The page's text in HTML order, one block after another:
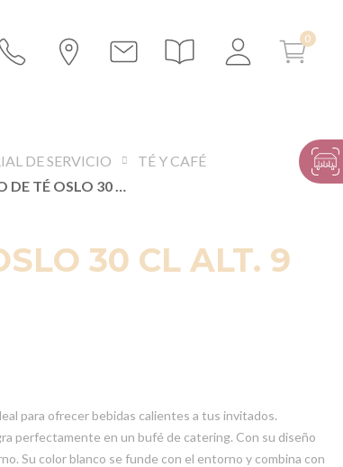
DE SERVICIO
TÉ Y CAFÉ
VASO DE TÉ OSLO 30 CL ALT. 9 CM
30 CL ALT. 9
para ofrecer bebidas calientes a tus invitados.
perfectamente en un bufé de catering. Con su diseño
Su color blanco se funde con el entorno y combina con